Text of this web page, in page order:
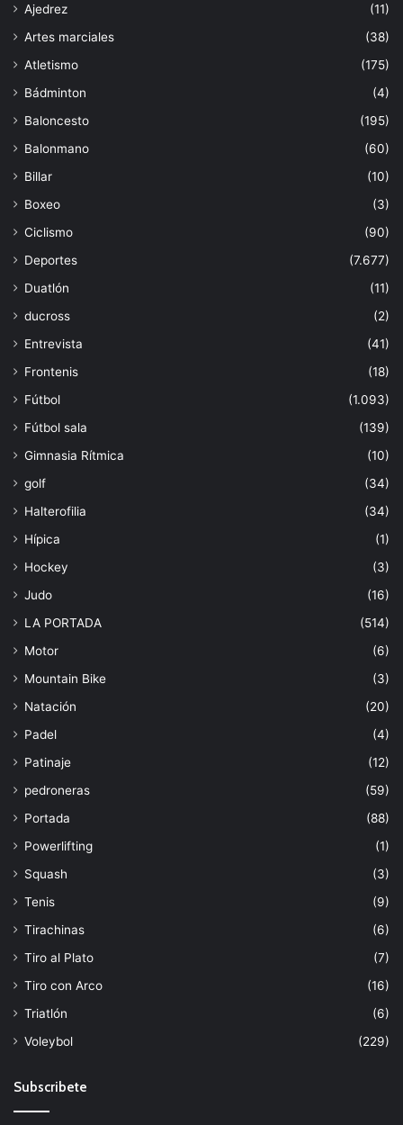
Ajedrez
(11)
Artes marciales
(38)
Atletismo
(175)
Bádminton
(4)
Baloncesto
(195)
Balonmano
(60)
Billar
(10)
Boxeo
(3)
Ciclismo
(90)
Deportes
(7.677)
Duatlón
(11)
ducross
(2)
Entrevista
(41)
Frontenis
(18)
Fútbol
(1.093)
Fútbol sala
(139)
Gimnasia Rítmica
(10)
golf
(34)
Halterofilia
(34)
Hípica
(1)
Hockey
(3)
Judo
(16)
LA PORTADA
(514)
Motor
(6)
Mountain Bike
(3)
Natación
(20)
Padel
(4)
Patinaje
(12)
pedroneras
(59)
Portada
(88)
Powerlifting
(1)
Squash
(3)
Tenis
(9)
Tirachinas
(6)
Tiro al Plato
(7)
Tiro con Arco
(16)
Triatlón
(6)
Voleybol
(229)
Subscribete